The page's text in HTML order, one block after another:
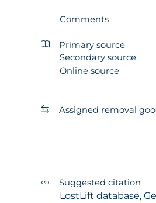
Comments
Primary source
Secondary source
Online source
Assigned removal
Suggested citation
LostLift database,